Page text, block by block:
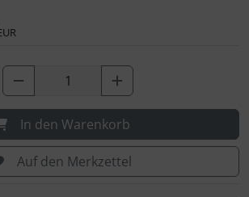
In den Warenkorb
Auf den Merkzettel